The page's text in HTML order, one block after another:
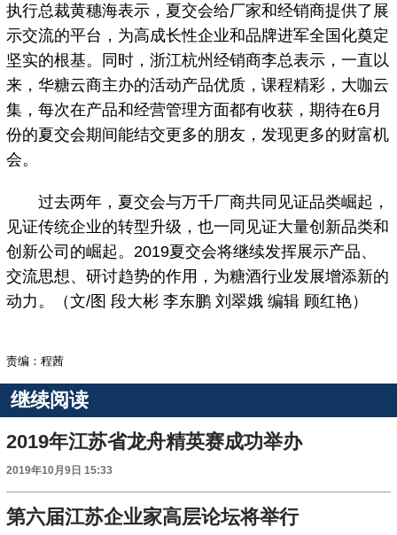
执行总裁黄穗海表示，夏交会给厂家和经销商提供了展
示交流的平台，为高成长性企业和品牌进军全国化奠定
坚实的根基。同时，浙江杭州经销商李总表示，一直以
来，华糖云商主办的活动产品优质，课程精彩，大咖云
集，每次在产品和经营管理方面都有收获，期待在6月
份的夏交会期间能结交更多的朋友，发现更多的财富机
会。
过去两年，夏交会与万千厂商共同见证品类崛起，
见证传统企业的转型升级，也一同见证大量创新品类和
创新公司的崛起。2019夏交会将继续发挥展示产品、
交流思想、研讨趋势的作用，为糖酒行业发展增添新的
动力。（文/图 段大彬 李东鹏 刘翠娥 编辑 顾红艳）
责编：程茜
继续阅读
2019年江苏省龙舟精英赛成功举办
2019年10月9日 15:33
第六届江苏企业家高层论坛将举行